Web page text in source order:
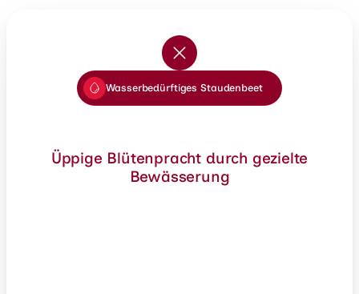
Wasserbedürftiges Staudenbeet
Üppige Blütenpracht durch gezielte
Bewässerung